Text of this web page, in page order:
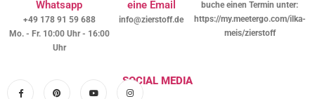
Whatsapp
+49 178 91 59 688
Mo. - Fr. 10:00 Uhr - 16:00
Uhr
eine Email
info@zierstoff.de
buche einen Termin unter:
https://my.meetergo.com/ilka-
meis/zierstoff
SOCIAL MEDIA